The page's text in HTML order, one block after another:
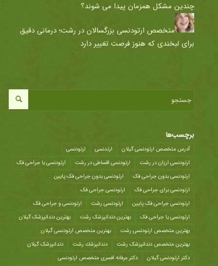
چندین مشکل همزمان پیدا می شوند؟
متخصص ارتودنسی بزرگسالان در رشت؛ درمانی دقیق
برای لبخندی که هنوز فرصت تغییر دارد
برچسب‌ها
آدرس متخصص ارتودنسی گیلان ارتدنسی
ارتودنسی
ارتودنسی ارزان در رشت
ارتودنسی اقساطی در رشت
ارتودنسی با جراحی فک
ارتودنسی بدون جراحی فک
ارتودنسی بدون جراحی فک پایین
ارتودنسی برای جراحی فک
ارتودنسی جراحی فک
ارتودنسی جراحی فک پایین
ارتودنسی رشت
ارتودنسی و جراحی فک
ارتودنسی یا جراحی فک
بهترین دندانپزشک رشت
بهترین دندانپزشک گیلان
بهترین متخصص ارتودنسی رشت
بهترین متخصص ارتودنسی گیلان
بهترین متخصص دندانپزشک رشت
دندانپزشك رشت
دندانپزشک گیلان
دکتر ارتودنسی گیلان
دکتر عرفانه افسری متخصص ارتودنسی